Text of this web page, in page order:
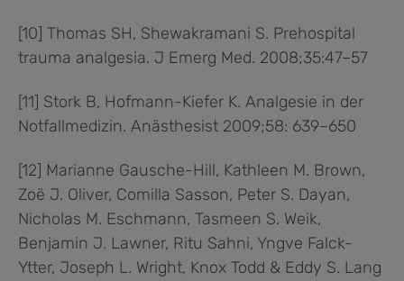
[10] Thomas SH, Shewakramani S. Prehospital
trauma analgesia. J Emerg Med. 2008;35:47–57
[11] Stork B, Hofmann-Kiefer K. Analgesie in der
Notfallmedizin. Anästhesist 2009;58: 639–650
[12] Marianne Gausche-Hill, Kathleen M. Brown,
Zoë J. Oliver, Comilla Sasson, Peter S. Dayan,
Nicholas M. Eschmann, Tasmeen S. Weik,
Benjamin J. Lawner, Ritu Sahni, Yngve Falck-
Ytter, Joseph L. Wright, Knox Todd & Eddy S. Lang